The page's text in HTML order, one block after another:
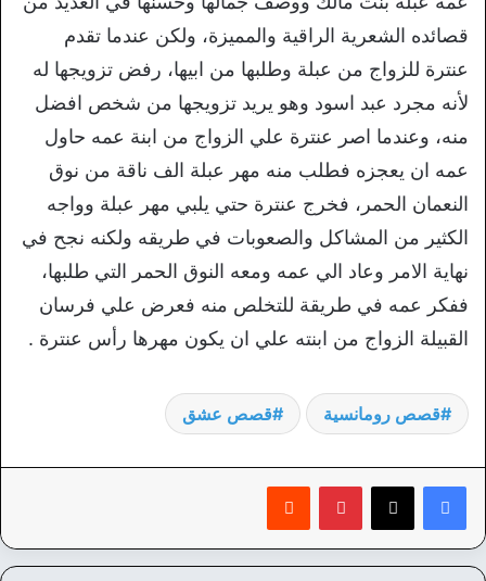
قصائده الشعرية الراقية والمميزة، ولكن عندما تقدم
عنترة للزواج من عبلة وطلبها من ابيها، رفض تزويجها له
لأنه مجرد عبد اسود وهو يريد تزويجها من شخص افضل
منه، وعندما اصر عنترة علي الزواج من ابنة عمه حاول
عمه ان يعجزه فطلب منه مهر عبلة الف ناقة من نوق
النعمان الحمر، فخرج عنترة حتي يلبي مهر عبلة وواجه
الكثير من المشاكل والصعوبات في طريقه ولكنه نجح في
نهاية الامر وعاد الي عمه ومعه النوق الحمر التي طلبها،
ففكر عمه في طريقة للتخلص منه فعرض علي فرسان
القبيلة الزواج من ابنته علي ان يكون مهرها رأس عنترة .
قصص رومانسية قصص عشق
بينتيريست